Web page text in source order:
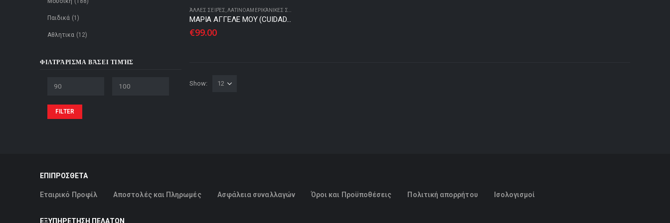
ΆΛΛΕΣ ΣΕΙΡΈΣ ΛΑΤΙΝΟΑΜΕΡΙΚΆΝΙΚΕΣ ΣΕΙΡΈΣ
ΜΑΡΙΑ ΑΓΓΕΛΕ ΜΟΥ (CUIDADO CON EN ANGEL)
€99.00
Show:
Παιδικά (1)
Αθλητικα (12)
ΦΙΛΤΡΆΡΙΣΜΑ ΒΆΣΕΙ ΤΙΜΉΣ
price
priceFILTER
ΕΠΙΠΡΟΣΘΕΤΑ
Εταιρικό Προφίλ Αποστολές και Πληρωμές Ασφάλεια συναλλαγών Όροι και Προϋποθέσεις Πολιτική απορρήτου Ισολογισμοί
ΕΞΥΠΗΡΕΤΗΣΗ ΠΕΛΑΤΩΝ